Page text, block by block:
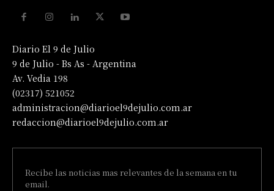
Diario El 9 de Julio
9 de Julio - Bs As - Argentina
Av. Vedia 198
(02317) 521052
administracion@diarioel9dejulio.com.ar
redaccion@diarioel9dejulio.com.ar
Recibe las noticias mas relevantes de la semana en tu
email.